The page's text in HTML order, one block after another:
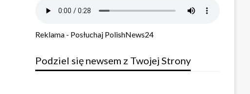
Reklama - Posłuchaj PolishNews24
Podziel się newsem z Twojej Strony